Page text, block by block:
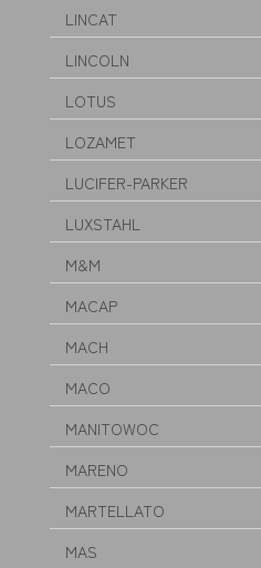
LINCAT
LINCOLN
LOTUS
LOZAMET
LUCIFER-PARKER
LUXSTAHL
M&M
MACAP
MACH
MACO
MANITOWOC
MARENO
MARTELLATO
MAS